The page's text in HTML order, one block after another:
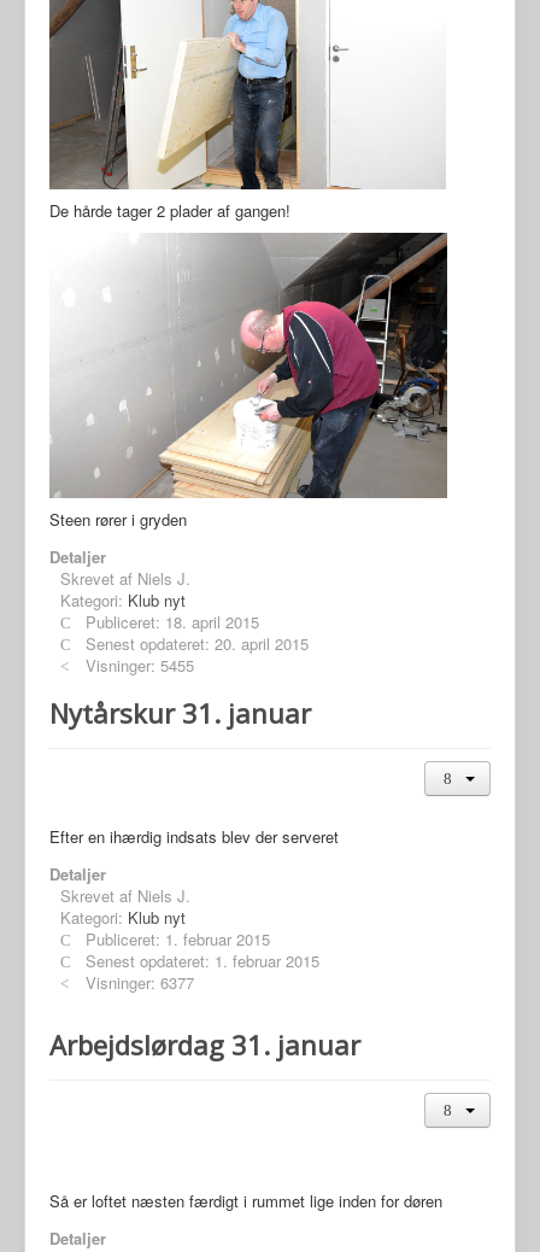
De hårde tager 2 plader af gangen!
Steen rører i gryden
Detaljer
Skrevet af Niels J.
Kategori: Klub nyt
Publiceret: 18. april 2015
Senest opdateret: 20. april 2015
Visninger: 5455
Nytårskur 31. januar
Efter en ihærdig indsats blev der serveret
Detaljer
Skrevet af Niels J.
Kategori: Klub nyt
Publiceret: 1. februar 2015
Senest opdateret: 1. februar 2015
Visninger: 6377
Arbejdslørdag 31. januar
Så er loftet næsten færdigt i rummet lige inden for døren
Detaljer